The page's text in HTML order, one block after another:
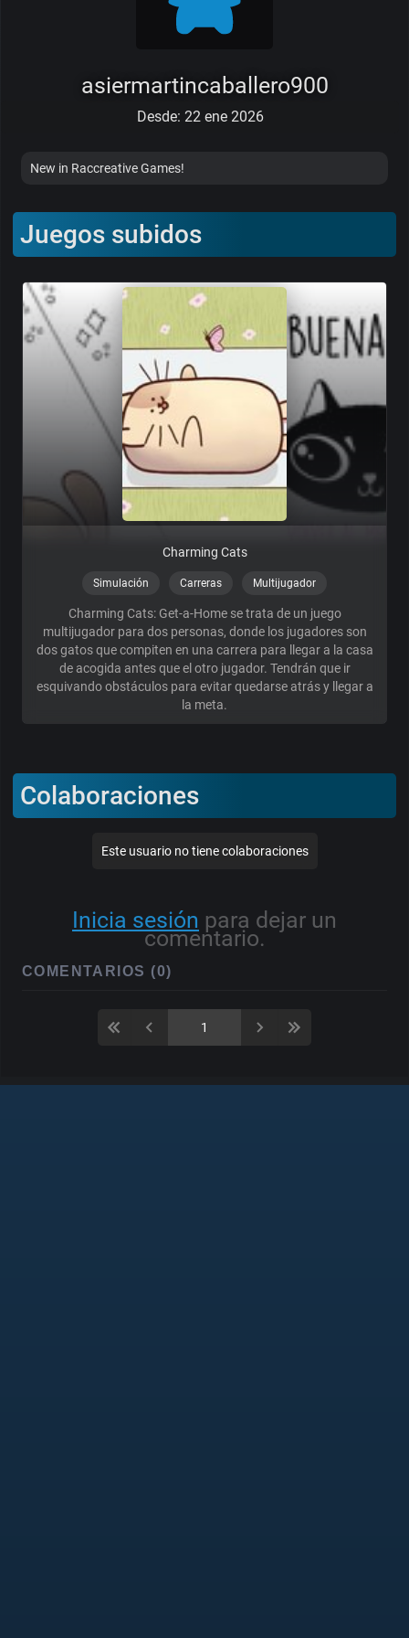
asiermartincaballero900
Desde: 22 ene 2026
New in Raccreative Games!
Juegos subidos
Charming Cats
Simulación Carreras Multijugador
Charming Cats: Get-a-Home se trata de un juego
multijugador para dos personas, donde los jugadores son
dos gatos que compiten en una carrera para llegar a la casa
de acogida antes que el otro jugador. Tendrán que ir
esquivando obstáculos para evitar quedarse atrás y llegar a
la meta.
Colaboraciones
Este usuario no tiene colaboraciones
Inicia sesión para dejar un
comentario.
COMENTARIOS (0)